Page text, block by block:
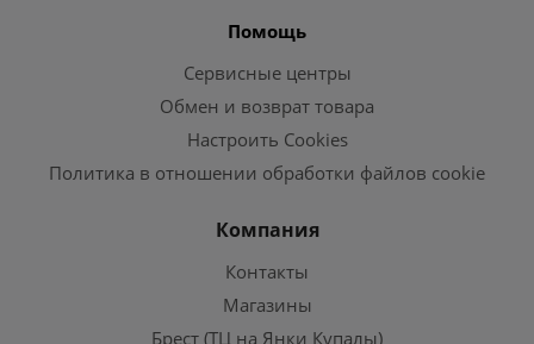
Помощь
Сервисные центры
Обмен и возврат товара
Настроить Cookies
Политика в отношении обработки файлов cookie
Компания
Контакты
Магазины
Брест (ТЦ на Янки Купалы)